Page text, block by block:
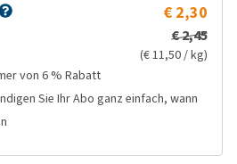
€ 2,30
€ 2,45
(€ 11,50 / kg)
von 6 % Rabatt
Sie Ihr Abo ganz einfach, wann